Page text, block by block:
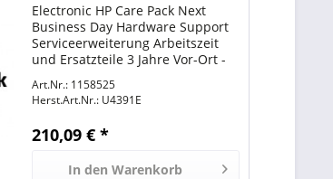
Electronic HP Care Pack Next
Business Day Hardware Support
Serviceerweiterung Arbeitszeit
und Ersatzteile 3 Jahre Vor-Ort -
Arbeitstag für EliteBook 2760, 720
G1, 740 G1, 745 G2, 750 G1, 755
Art.Nr.: 1158525
Herst.Art.Nr.: U4391E
210,09 € *
In den Warenkorb